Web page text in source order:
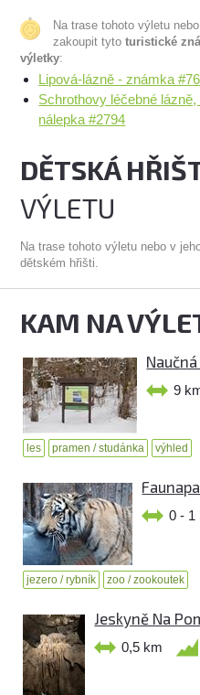
Na trase tohoto výletu
zakoupit tytoturistické
výletky:
Lipová-lázně - známka
Schrothovy léčebné
nálepka #2794
DĚTSKÁ
VÝLETU
Na trase tohoto výletu nebo v
dětském hřišti.
KAM NA
9
les pramen / studánka výhled
0 - 1
jezero / rybník zoo / zookoutek
Jeskyně Na
0,5 km